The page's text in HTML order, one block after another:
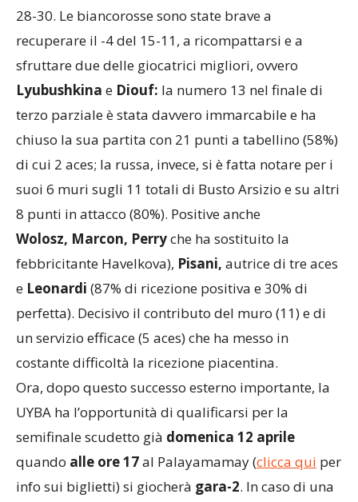
28-30. Le biancorosse sono state brave a
recuperare il -4 del 15-11, a ricompattarsi e a
sfruttare due delle giocatrici migliori, ovvero
Lyubushkina e Diouf: la numero 13 nel finale di
terzo parziale è stata davvero immarcabile e ha
chiuso la sua partita con 21 punti a tabellino (58%)
di cui 2 aces; la russa, invece, si è fatta notare per i
suoi 6 muri sugli 11 totali di Busto Arsizio e su altri
8 punti in attacco (80%). Positive anche
Wolosz, Marcon, Perryche ha sostituito la
febbricitante Havelkova), Pisani, autrice di tre aces
e Leonardi (87% di ricezione positiva e 30% di
perfetta). Decisivo il contributo del muro (11) e di
un servizio efficace (5 aces) che ha messo in
costante difficoltà la ricezione piacentina.
Ora, dopo questo successo esterno importante, la
UYBA ha l’opportunità di qualificarsi per la
semifinale scudetto già domenica 12 aprile
quando alle ore 17al Palayamamay (clicca qui per
info sui biglietti) si giocherà gara-2. In caso di una